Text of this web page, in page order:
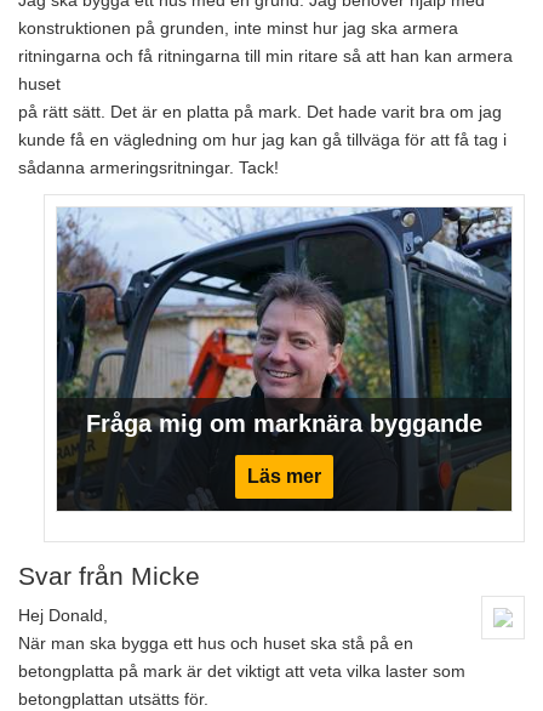
konstruktionen på grunden, inte minst hur jag ska armera
ritningarna och få ritningarna till min ritare så att han kan armera
huset
på rätt sätt. Det är en platta på mark. Det hade varit bra om jag
kunde få en vägledning om hur jag kan gå tillväga för att få tag i
sådanna armeringsritningar. Tack!
Fråga mig om marknära byggande
Läs mer
Svar från Micke
Hej Donald,
När man ska bygga ett hus och huset ska stå på en
betongplatta på mark är det viktigt att veta vilka laster som
betongplattan utsätts för.